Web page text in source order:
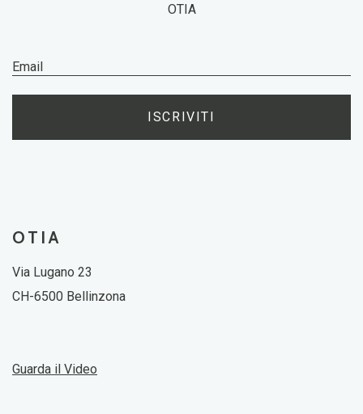
OTIA
ISCRIVITI
OTIA
Via Lugano 23
CH-6500 Bellinzona
Guarda il Video